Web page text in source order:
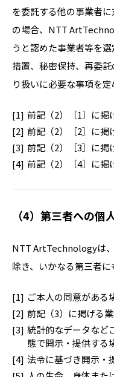
を委託する他の事業者
の場合、NTT
うと認めた事業者等を
措置、秘密保持、再委
り扱いに必要な事項を定
前記（2）［1］に掲
前記（2）［2］に掲
前記（2）［3］に掲
前記（2）［4］に掲
（4）第三者への個
NTT ArtTechnologyは
除き、いかなる第三者に
ご本人の同意がある
前記（3）に掲げる
統計的なデータなど
態で開示・提供する
法令に基づき開示・